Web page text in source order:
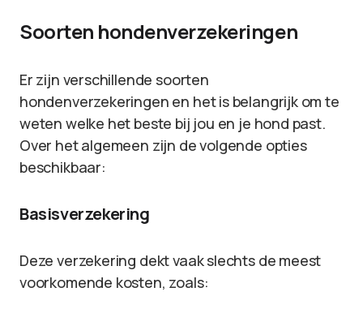
Soorten hondenverzekeringen
Er zijn verschillende soorten
hondenverzekeringen en het is belangrijk om te
weten welke het beste bij jou en je hond past.
Over het algemeen zijn de volgende opties
beschikbaar:
Basisverzekering
Deze verzekering dekt vaak slechts de meest
voorkomende kosten, zoals: